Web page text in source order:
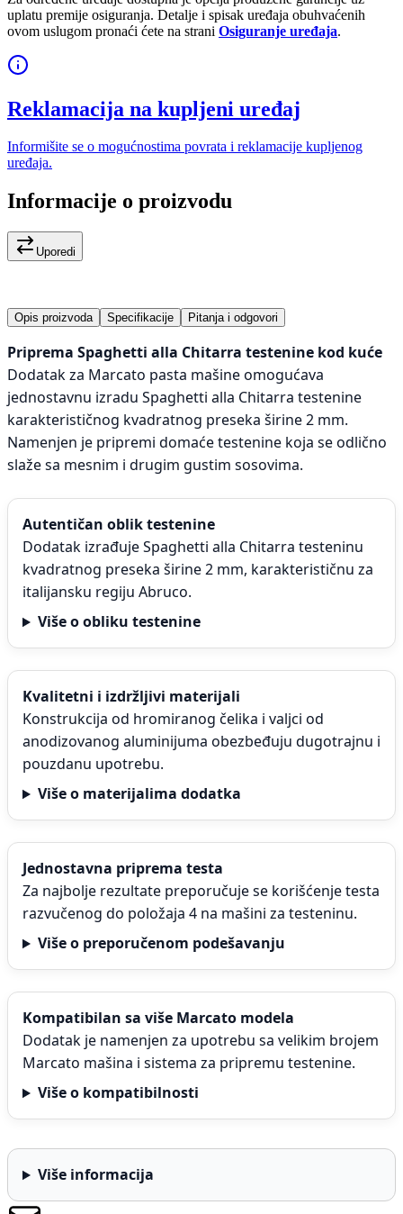
uplatu premije osiguranja. Detalje i spisak uređaja obuhvaćenih
ovom uslugom pronaći ćete na strani Osiguranje uređaja.
Reklamacija na kupljeni uređaj
Informišite se o mogućnostima povrata i reklamacije kupljenog
uređaja.
Informacije o proizvodu
Uporedi
Opis proizvoda Specifikacije Pitanja i odgovori
Priprema Spaghetti alla Chitarra testenine kod kuće
Dodatak za Marcato pasta mašine omogućava
jednostavnu izradu Spaghetti alla Chitarra testenine
karakterističnog kvadratnog preseka širine 2 mm.
Namenjen je pripremi domaće testenine koja se odlično
slaže sa mesnim i drugim gustim sosovima.
Autentičan oblik testenine
Dodatak izrađuje Spaghetti alla Chitarra testeninu
kvadratnog preseka širine 2 mm, karakterističnu za
italijansku regiju Abruco.
Više o obliku testenine
Kvalitetni i izdržljivi materijali
Konstrukcija od hromiranog čelika i valjci od
anodizovanog aluminijuma obezbeđuju dugotrajnu i
pouzdanu upotrebu.
Više o materijalima dodatka
Jednostavna priprema testa
Za najbolje rezultate preporučuje se korišćenje testa
razvučenog do položaja 4 na mašini za testeninu.
Više o preporučenom podešavanju
Kompatibilan sa više Marcato modela
Dodatak je namenjen za upotrebu sa velikim brojem
Marcato mašina i sistema za pripremu testenine.
Više o kompatibilnosti
Više informacija